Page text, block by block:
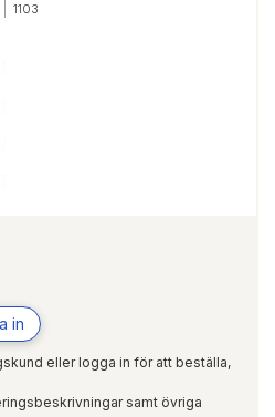
1103
in
eller logga in för att beställa,
samt övriga